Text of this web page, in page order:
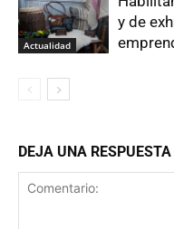
Actualidad
y de
DEJA UNA RESPUESTA